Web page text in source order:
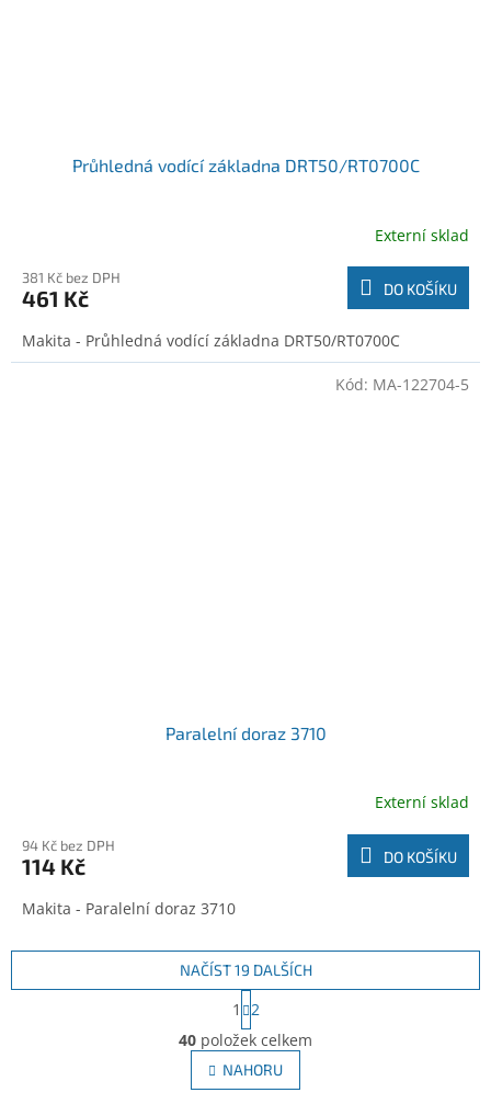
Průhledná vodící základna DRT50/RT0700C
Externí sklad
381 Kč bez DPH
461 Kč DO KOŠÍKU
Makita - Průhledná vodící základna DRT50/RT0700C
Paralelní doraz 3710
Externí sklad
94 Kč bez DPH
114 Kč DO KOŠÍKU
Makita - Paralelní doraz 3710
Kód: MA-122704-5
O
v
l
á
NAČÍST 19 DALŠÍCH
S
t
r
á
n
k
1
2
40 položek celkem
NAHORU